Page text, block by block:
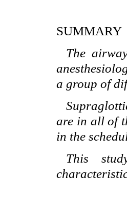
SUMMARY
The
a group of
are in all of
in the
This